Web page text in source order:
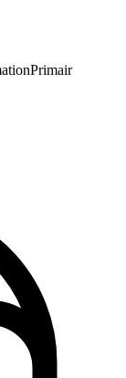
Primair